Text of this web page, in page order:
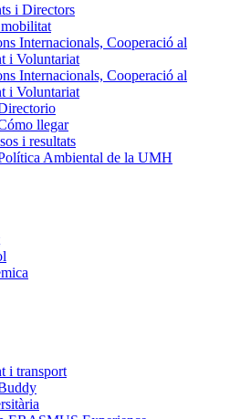
i Directors
Internacionals, Cooperació al
i Voluntariat
Internacionals, Cooperació al
i Voluntariat
llegar
i resultats
Ambiental de la UMH
i transport